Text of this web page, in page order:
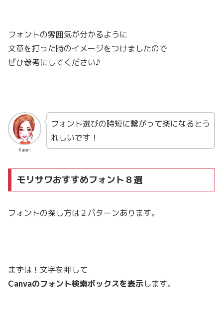
フォントの雰囲気が分かるように
文章を打った時のイメージをつけましたので
ぜひ参考にしてください♪
Kaori
フォント選びの時短に繋がって楽になるとう
れしいです！
モリサワおすすめフォント８選
フォントの探し方は２パターンあります。
まずは！文字を押して
Canvaのフォント検索ボックスを表示します。